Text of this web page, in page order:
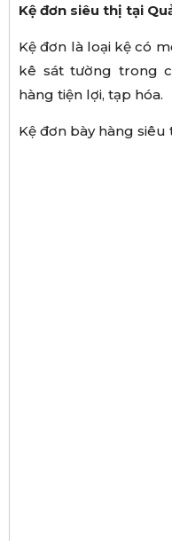
Kệ đơn siêu thị tại
Kệ đơn là loại kệ có
kê sát tường trong
hàng tiện lợi, tạp hóa.
Kệ đơn bày hàng